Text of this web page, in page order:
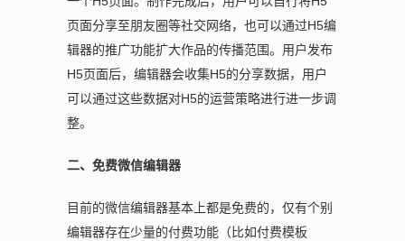
页面分享至朋友圈等社交网络，也可以通过H5编
辑器的推广功能扩大作品的传播范围。用户发布
H5页面后，编辑器会收集H5的分享数据，用户
可以通过这些数据对H5的运营策略进行进一步调
整。
二、免费微信编辑器
目前的微信编辑器基本上都是免费的，仅有个别
编辑器存在少量的付费功能（比如付费模板